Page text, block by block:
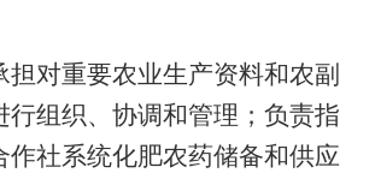
担对重要农业生产资料和农副
行组织、协调和管理；负责指
作社系统化肥农药储备和供应